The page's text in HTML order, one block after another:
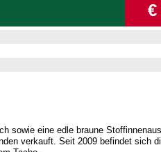
€
sowie eine edle braune
verkauft. Seit 2009 befindet sich